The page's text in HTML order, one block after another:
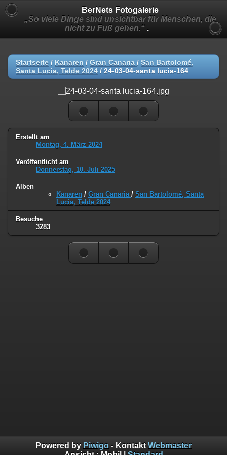
BerNets Fotogalerie
„So viele Dinge sind unsichtbar für Menschen, die
nicht zu Fuß gehen.“ .
Startseite / Kanaren / Gran Canaria / San Bartolomé,
Santa Lucia, Telde 2024 / 24-03-04-santa lucia-164
Erstellt am
Montag, 4. März 2024
Veröffentlicht am
Donnerstag, 10. Juli 2025
Alben
Kanaren / Gran Canaria / San Bartolomé, Santa
Lucia, Telde 2024
Besuche
3283
Powered by Piwigo - Kontakt Webmaster